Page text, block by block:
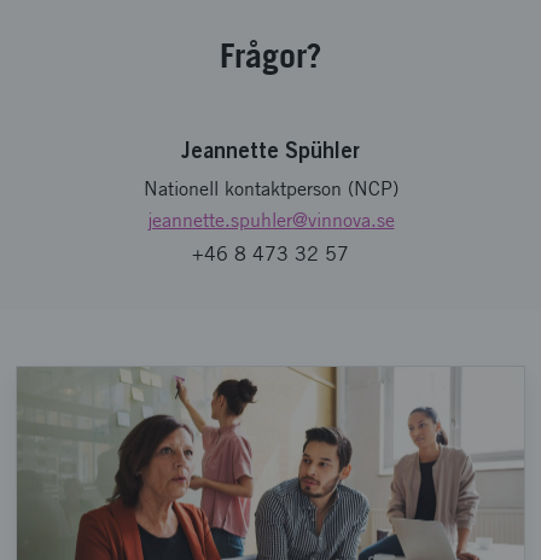
Frågor?
Jeannette Spühler
Nationell kontaktperson (NCP)
jeannette.spuhler@vinnova.se
+46 8 473 32 57